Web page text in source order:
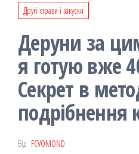
Другі страви і закуски
Деруни за
я готую вже
Секрет в
подрібнення
Від FCVOMOND